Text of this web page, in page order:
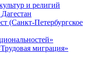
и религий
(Санкт-Петербургское
миграция»